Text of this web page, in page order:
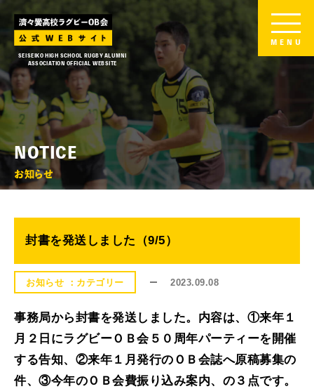
SEISEIKO HIGH SCHOOL RUGBY ALUMNI
ASSOCIATION OFFICIAL WEBSITE
MENU
NOTICE
お知らせ
封書を発送しました（9/5）
お知らせ 2023.09.08
事務局から封書を発送しました。内容は、①来年１
月２日にラグビーＯＢ会５０周年パーティーを開催
する告知、②来年１月発行のＯＢ会誌へ原稿募集の
件、③今年のＯＢ会費振り込み案内、の３点です。